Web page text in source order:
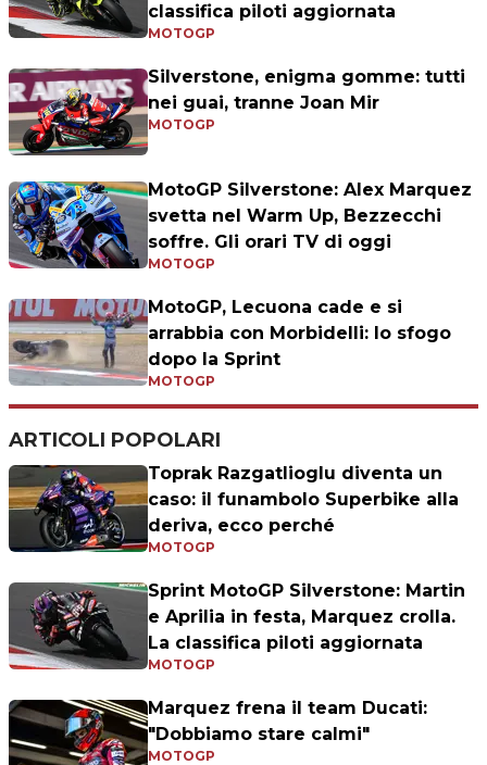
classifica piloti aggiornata
MOTOGP
Silverstone, enigma gomme: tutti
nei guai, tranne Joan Mir
MOTOGP
MotoGP Silverstone: Alex Marquez
svetta nel Warm Up, Bezzecchi
soffre. Gli orari TV di oggi
MOTOGP
MotoGP, Lecuona cade e si
arrabbia con Morbidelli: lo sfogo
dopo la Sprint
MOTOGP
ARTICOLI POPOLARI
Toprak Razgatlioglu diventa un
caso: il funambolo Superbike alla
deriva, ecco perché
MOTOGP
Sprint MotoGP Silverstone: Martin
e Aprilia in festa, Marquez crolla.
La classifica piloti aggiornata
MOTOGP
Marquez frena il team Ducati:
"Dobbiamo stare calmi"
MOTOGP